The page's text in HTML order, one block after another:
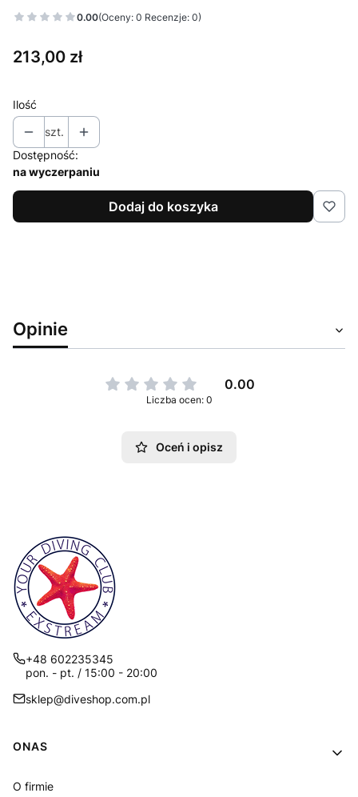
0.00(Oceny: 0 Recenzje: 0)
Cena
213,00 zł
Ilość
szt.
Dostępność:
na wyczerpaniu
Dodaj do koszyka
Opinie
0.00
Liczba ocen: 0
Oceń i opisz
+48 602235345
pon. - pt. / 15:00 - 20:00
sklep@diveshop.com.pl
Linki w stopce
ONAS
O firmie